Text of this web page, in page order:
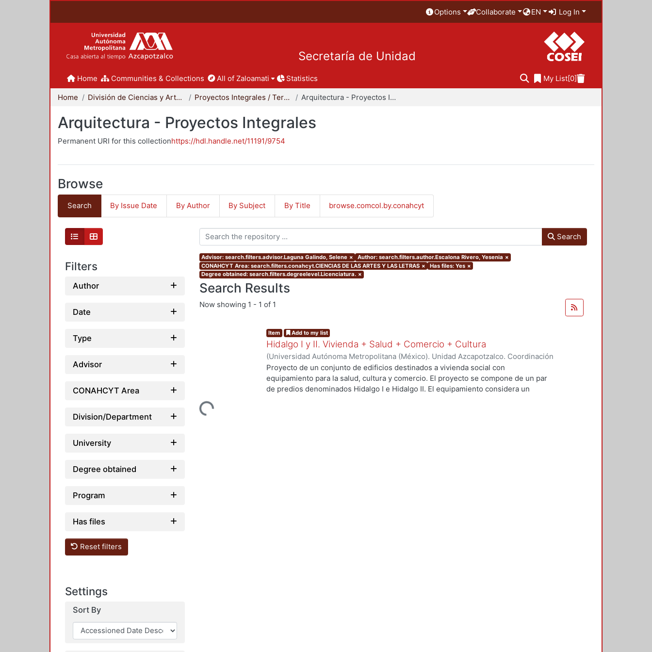
Options Collaborate EN Log In
Secretaría de Unidad
Home Communities & Collections All of Zaloamati Statistics My List[0]
Home División de Ciencias y Artes para el Diseño Proyectos Integrales / Terminales - Licenciatura Arquitectura - Proyectos Integrales
Arquitectura - Proyectos Integrales
Permanent URI for this collectionhttps://hdl.handle.net/11191/9754
Browse
Search By Issue Date By Author By Subject By Title browse.comcol.by.conahcyt
Filters
Author
Date
Type
Advisor
CONAHCYT Area
Division/Department
University
Degree obtained
Program
Has files
Reset filters
Settings
Sort By
Search
Advisor: search.filters.advisor.Laguna Galindo, Selene × Author: search.filters.author.Escalona Rivero, Yesenia ×
CONAHCYT Area: search.filters.conahcyt.CIENCIAS DE LAS ARTES Y LAS LETRAS × Has files: Yes ×
Degree obtained: search.filters.degreelevel.Licenciatura. ×
Search Results
Now showing 1 - 1 of 1
Loading...
Item Add to my list
Hidalgo I y II. Vivienda + Salud + Comercio + Cultura
(Universidad Autónoma Metropolitana (México). Unidad Azcapotzalco. Coordinación
de Servicios de Información.,2023-10)Escalona Rivero, Yesenia; Salvador Ramírez,
Raymundo David
Proyecto de un conjunto de edificios destinados a vivienda social con
equipamiento para la salud, cultura y comercio. El proyecto se compone de un par
de predios denominados Hidalgo I e Hidalgo II. El equipamiento considera un